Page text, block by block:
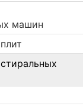
машин